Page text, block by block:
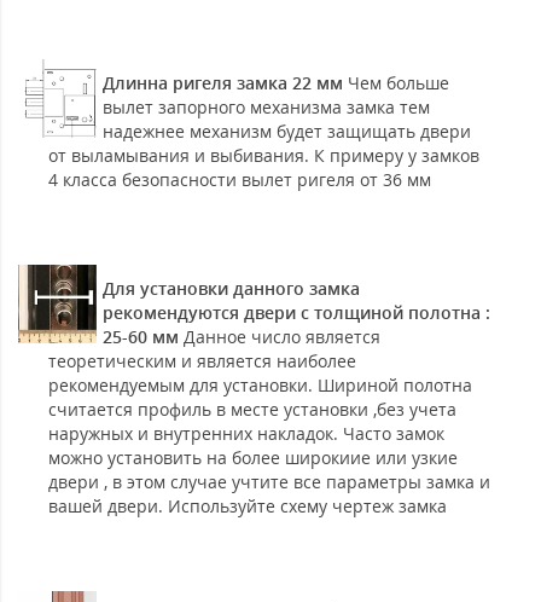
Длинна ригеля замка 22 мм Чем больше
вылет запорного механизма замка тем
надежнее механизм будет защищать двери
от выламывания и выбивания. К примеру у замков
4 класса безопасности вылет ригеля от 36 мм
Для установки данного замка
рекомендуются двери с толщиной полотна :
25-60 мм Данное число является
теоретическим и является наиболее
рекомендуемым для установки. Шириной полотна
считается профиль в месте установки ,без учета
наружных и внутренних накладок. Часто замок
можно установить на более широкиие или узкие
двери , в этом случае учтите все параметры замка и
вашей двери. Используйте схему чертеж замка